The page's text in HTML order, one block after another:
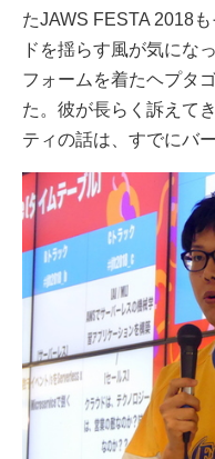
たJAWS FESTA 2018
ドを揺らす風が気にな
フォームを着たヘプタ
た。彼が長らく訴えて
ティの話は、すでにバ